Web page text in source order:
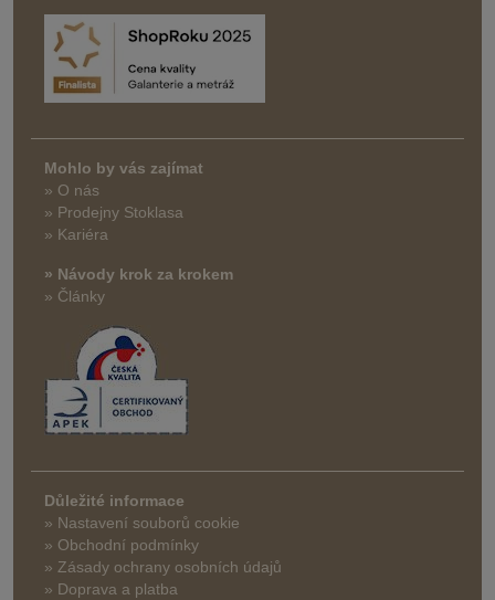
Mohlo by vás zajímat
» O nás
» Prodejny Stoklasa
» Kariéra
» Návody krok za krokem
» Články
Důležité informace
» Nastavení souborů cookie
» Obchodní podmínky
» Zásady ochrany osobních údajů
» Doprava a platba